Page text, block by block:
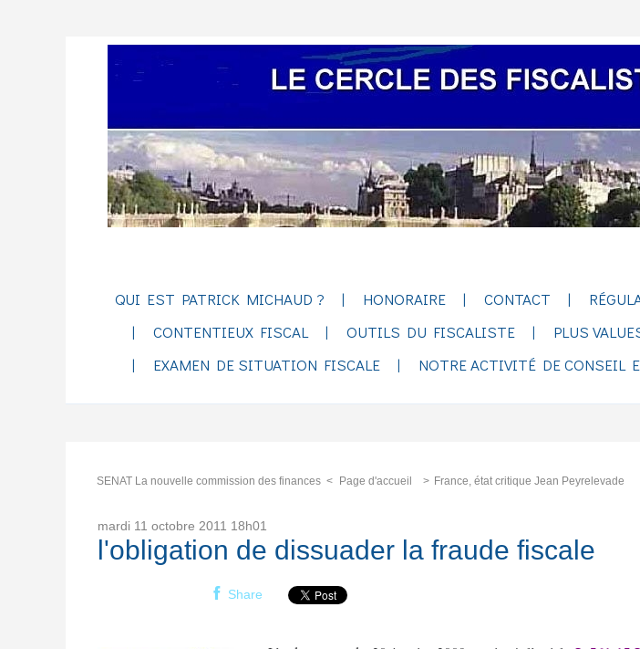
QUI EST PATRICK MICHAUD ? HONORAIRE CONTACT
CONTENTIEUX FISCAL
OUTILS DU FISCALISTE PLUS
EXAMEN DE SITUATION FISCALE
NOTRE ACTIVITÉ DE CONSEIL
SENAT La nouvelle commission des finances Page d'accueil France, état critique Jean Peyrelevade
mardi 11 octobre 2011 18h01
l'obligation de dissuader la fraude fiscale
Share